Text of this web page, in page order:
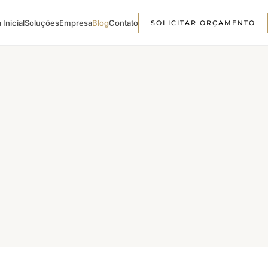
InicialSoluçõesEmpresaBlogContato SOLICITAR ORÇAMENTO